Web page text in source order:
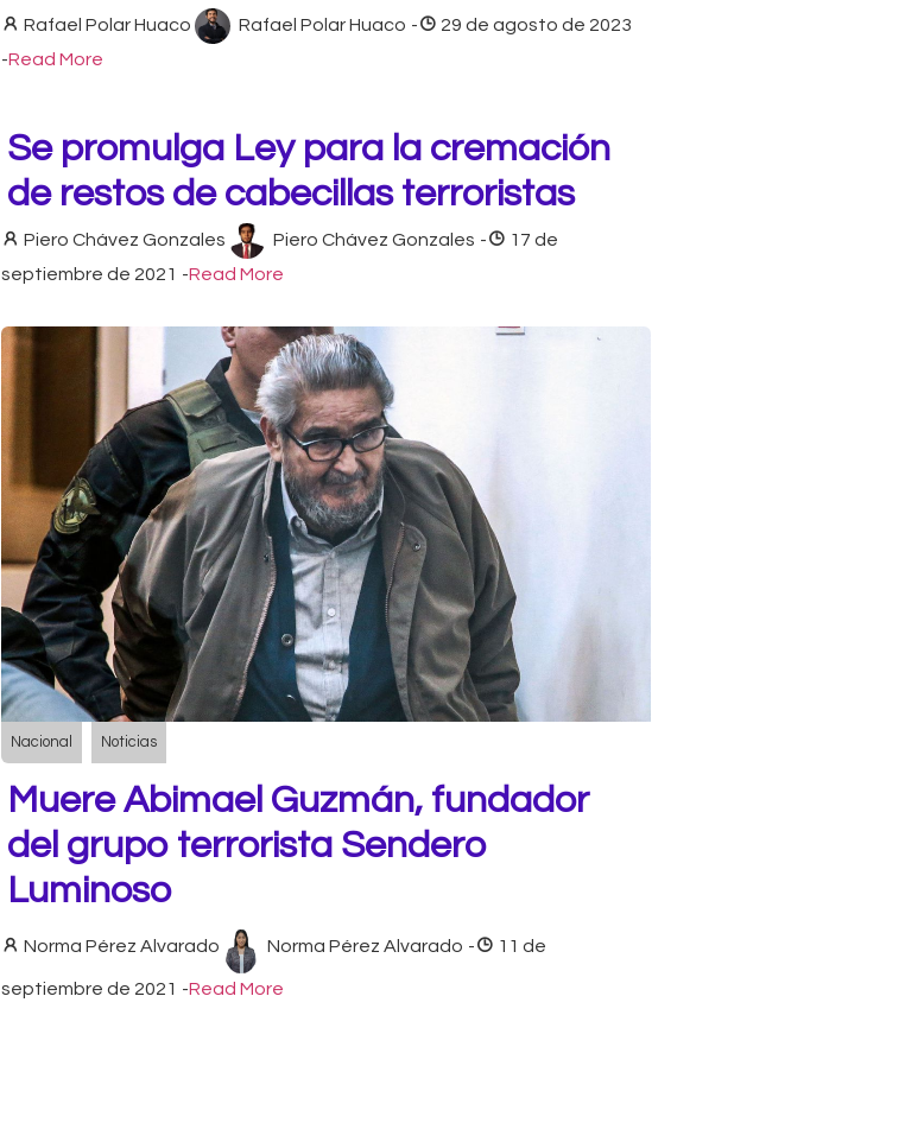
Rafael Polar Huaco Rafael Polar Huaco -
29 de agosto de 2023
-Read More
Se promulga Ley para la cremación
de restos de cabecillas terroristas
Piero Chávez Gonzales Piero Chávez Gonzales -
17 de
septiembre de 2021 -Read More
Nacional Noticias
Muere Abimael Guzmán, fundador
del grupo terrorista Sendero
Luminoso
Norma Pérez Alvarado Norma Pérez Alvarado - 11 de
septiembre de 2021 -Read More